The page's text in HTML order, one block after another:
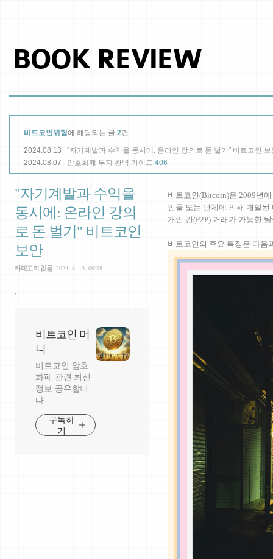
비트코인위험에 해당되는 글 2건
2024.08.13
"자기계발과 수익을 동시에: 온라인 강의로 돈 벌기" 비트코인 보
2024.08.07
암호화폐 투자 완벽 가이드 406
"자기계발과 수익을
동시에: 온라인 강의
로 돈 벌기" 비트코인
보안
카테고리 없음 2024. 8. 13. 09:58
비트코인 머
니
비트코인 암호
화폐 관련 최신
정보 공유합니
다
구독하
기
비트코인(Bitcoin)은 2009년
인물 또는 단체에 의해 개발
개인 간(P2P) 거래가 가능한
비트코인의 주요 특징은 다음